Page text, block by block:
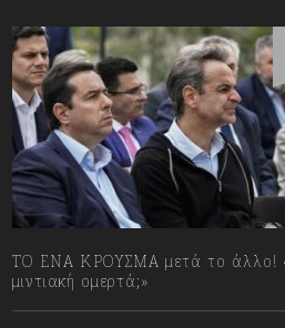
ΤΟ ΕΝΑ ΚΡΟΥΣΜΑ μετά το άλλο!
μιντιακή ομερτά;»